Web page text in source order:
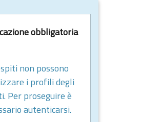
obbligatoria
non possono
i profili degli
Per proseguire è
autenticarsi.